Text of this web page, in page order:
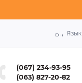
Язык
(067) 234-93-95
(063) 827-20-82